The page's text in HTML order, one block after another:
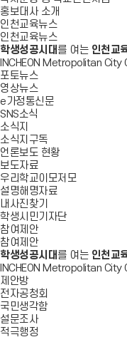
홍보대사 소개
인천교육뉴스
인천교육뉴스
학생성공시대 를 여는 인천교
INCHEON Metropolitan
포토뉴스
영상뉴스
e가정통신문
SNS소식
소식지
소식지구독
언론보도 현황
보도자료
우리학교이모저모
설명해명자료
내사진찾기
학생시민기자단
참여제안
참여제안
학생성공시대 를 여는 인천교
INCHEON Metropolitan
제안방
전자공청회
국민생각함
설문조사
적극행정